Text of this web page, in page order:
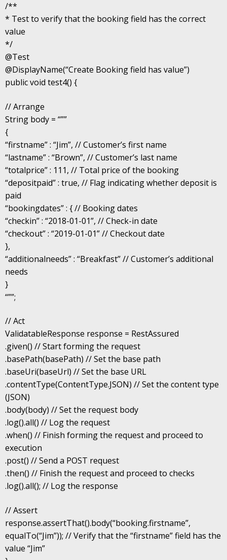
/**
* Test to verify that the booking field has the correct
value
*/
@Test
@DisplayName(“Create Booking field has value”)
public void test4() {
// Arrange
String body = “””
{
“firstname” : “Jim”, // Customer’s first name
“lastname” : “Brown”, // Customer’s last name
“totalprice” : 111, // Total price of the booking
“depositpaid” : true, // Flag indicating whether deposit is
paid
“bookingdates” : { // Booking dates
“checkin” : “2018-01-01”, // Check-in date
“checkout” : “2019-01-01” // Checkout date
},
“additionalneeds” : “Breakfast” // Customer’s additional
needs
}
“””;
// Act
ValidatableResponse response = RestAssured
.given() // Start forming the request
.basePath(basePath) // Set the base path
.baseUri(baseUrl) // Set the base URL
.contentType(ContentType.JSON) // Set the content type
(JSON)
.body(body) // Set the request body
.log().all() // Log the request
.when() // Finish forming the request and proceed to
execution
.post() // Send a POST request
.then() // Finish the request and proceed to checks
.log().all(); // Log the response
// Assert
response.assertThat().body(“booking.firstname”,
equalTo(“Jim”)); // Verify that the “firstname” field has the
value “Jim”